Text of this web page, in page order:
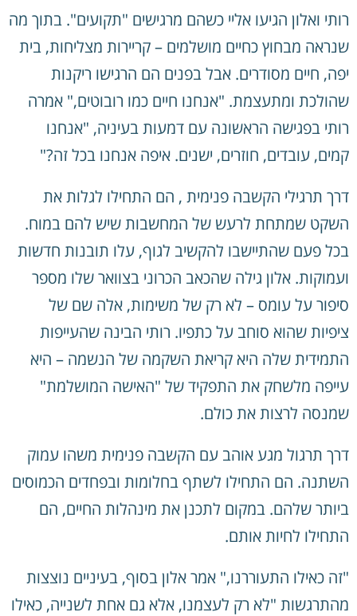
רותי ואלון הגיעו אליי כשהם מרגישים "תקועים". בתוך מה
שנראה מבחוץ כחיים מושלמים – קריירות מצליחות, בית
יפה, חיים מסודרים. אבל בפנים הם הרגישו ריקנות
שהולכת ומתעצמת. "אנחנו חיים כמו רובוטים," אמרה
רותי בפגישה הראשונה עם דמעות בעיניה, "אנחנו
קמים, עובדים, חוזרים, ישנים. איפה אנחנו בכל זה?"
דרך תרגילי הקשבה פנימית , הם התחילו לגלות את
השקט שמתחת לרעש של המחשבות שיש להם במוח.
בכל פעם שהתיישבו להקשיב לגוף, עלו תובנות חדשות
ועמוקות. אלון גילה שהכאב הכרוני בצוואר שלו מספר
סיפור על עומס – לא רק של משימות, אלה שם של
ציפיות שהוא סוחב על כתפיו. רותי הבינה שהעייפות
התמידית שלה היא קריאת השקמה של הנשמה – היא
עייפה מלשחק את התפקיד של "האישה המושלמת"
שמנסה לרצות את כולם.
דרך תרגול מגע אוהב עם הקשבה פנימית משהו עמוק
השתנה. הם התחילו לשתף בחלומות ובפחדים הכמוסים
ביותר שלהם. במקום לתכנן את מינהלות החיים, הם
התחילו לחיות אותם.
"זה כאילו התעוררנו," אמר אלון בסוף, בעיניים נוצצות
מהתרגשות "לא רק לעצמנו, אלא גם אחת לשנייה, כאילו